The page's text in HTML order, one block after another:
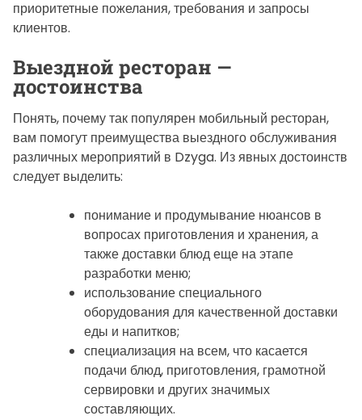
приоритетные пожелания, требования и запросы
клиентов.
Выездной ресторан —
достоинства
Понять, почему так популярен мобильный ресторан,
вам помогут преимущества выездного обслуживания
различных мероприятий в Dzyga. Из явных достоинств
следует выделить:
понимание и продумывание нюансов в
вопросах приготовления и хранения, а
также доставки блюд еще на этапе
разработки меню;
использование специального
оборудования для качественной доставки
еды и напитков;
специализация на всем, что касается
подачи блюд, приготовления, грамотной
сервировки и других значимых
составляющих.